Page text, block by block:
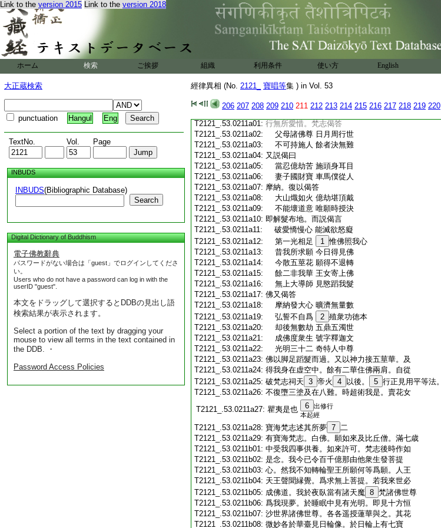
Link to the version 2015 Link to the version 2018
ホーム 検索 ご挨拶 組織 利用条件 使い方 English
大正蔵検索
punctuation Hangul Eng
TextNo. Vol. Page
INBUDS
INBUDS(Bibliographic Database)
Search
Digital Dictionary of Buddhism
電子佛教辭典
パスワードがない場合は「guest」でログインしてくださ
い。
Users who do not have a password can log in with the
userID "guest".
本文をドラッグして選択するとDDBの見出し語
検索結果が表示されます。
Select a portion of the text by dragging your
mouse to view all terms in the text contained in
the DDB. ・
Password Access Policies
經律異相 (No. 2121_ 寶唱等集 ) in Vol. 53
206 207 208 209 210 211 212 213 214 215 216 217 218 219 220
T2121_.53.0210c19:曝火炙。即以五百金錢各與一文及比丘衆。
T2121_.53.0210c20:衣食供養掃灑令淨。勿使 20
作倡有土沙穢惡。
T2121_.53.0210c21:懸繒幡蓋香汁塗 21 地。伎樂不可稱計。見一女
T2121_.53.0210c22:
人。名曰善味。持七莖華以瓶取水。即問此女。
吾欲買華。女言。持用上佛。即以銀錢五百請
五莖華。女貪銀錢與五莖華。行數十歩女自
T2121_.53.0210c25:念言。此人形貌端正不惜
銀錢。追呼男子問
T2121_.53.0210c26:用何爲。答曰上佛。女曰。請二莖華并以上佛。
T2121_.53.0210c27:願我後生常爲夫妻。超術曰。菩薩無所愛惜。
T2121_.53.0210c28: 設爲我妻必壞我心。梵志女曰。我終不相壞。
T2121_.53.0211a01: 行無所愛惜。梵志偈答
T2121_.53.0211a02:
父母諸佛尊 日月周行世
T2121_.53.0211a03:
不可持施人 餘者決無難
T2121_.53.0211a04: 又説偈曰
T2121_.53.0211a05:
當忍億劫苦 施頭身耳目
T2121_.53.0211a06:
妻子國財寶 車馬僕從人
T2121_.53.0211a07: 摩納。復以偈答
T2121_.53.0211a08:
大山熾如火 億劫堪頂戴
T2121_.53.0211a09:
不能壞道意 唯願時授決
T2121_.53.0211a10: 即解髮布地。而説偈言
T2121_.53.0211a11:
破愛憍慢心 能滅欲怒癡
T2121_.53.0211a12:
第一光相足 1 惟佛照我心
T2121_.53.0211a13:
昔我所求願 今日得見佛
T2121_.53.0211a14:
今散五莖花 願得不退轉
T2121_.53.0211a15:
餘二非我華 王女寄上佛
T2121_.53.0211a16:
無上大導師 見愍蹈我髮
T2121_.53.0211a17: 佛又偈答
T2121_.53.0211a18:
摩納發大心 曠濟無量數
T2121_.53.0211a19:
弘誓不自爲 2 殖衆功徳本
T2121_.53.0211a20:
却後無數劫 五鼎五濁世
T2121_.53.0211a21:
成佛度衆生 號字釋迦文
T2121_.53.0211a22:
光明三十二 奇特人中尊
T2121_.53.0211a23: 佛以脚足蹈髮而過。又以神力接五莖華。及
T2121_.53.0211a24: 得我身在虚空中。餘有二華住佛兩肩。自從
T2121_.53.0211a25: 破梵志祠天 3 帝火 4 以後。 5 行正見用平等法。
T2121_.53.0211a26: 不復墮三塗及在八難。時超術我是。賣花女
T2121_.53.0211a27: 瞿夷是也 6
出修行
本起經
T2121_.53.0211a28: 寶海梵志述其所夢 7 二
T2121_.53.0211a29: 有寶海梵志。白佛。願如來及比丘僧。滿七歳
T2121_.53.0211b01: 中受我四事供養。如來許可。梵志後時作如
T2121_.53.0211b02: 是念。我今已令百千億那由他衆生發菩提
T2121_.53.0211b03: 心。然我不知轉輪聖王所願何等爲願。人王
T2121_.53.0211b04: 天王聲聞縁覺。爲求無上菩提。若我來世必
T2121_.53.0211b05: 成佛道。我於夜臥當有諸天魔 8 梵諸佛世尊
T2121_.53.0211b06: 爲我現夢。於睡眠中見有光明。即見十方恒
T2121_.53.0211b07: 沙世界諸佛世尊。各各遥授蓮華與之。其花
T2121_.53.0211b08: 微妙各於華臺見日輪像。於日輪上有七寶